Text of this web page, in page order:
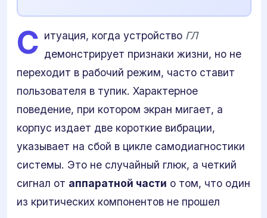
С итуация, когда устройство ГЛ
демонстрирует признаки жизни, но не
переходит в рабочий режим, часто ставит
пользователя в тупик. Характерное
поведение, при котором экран мигает, а
корпус издает две короткие вибрации,
указывает на сбой в цикле самодиагностики
системы. Это не случайный глюк, а четкий
сигнал от аппаратной части о том, что один
из критических компонентов не прошел